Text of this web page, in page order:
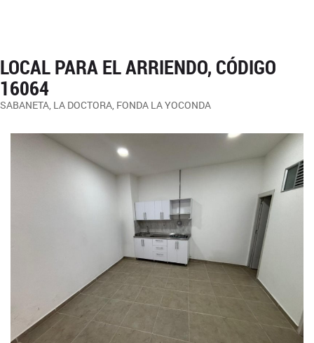
LOCAL PARA EL ARRIENDO, CÓDIGO
16064
SABANETA, LA DOCTORA, FONDA LA YOCONDA